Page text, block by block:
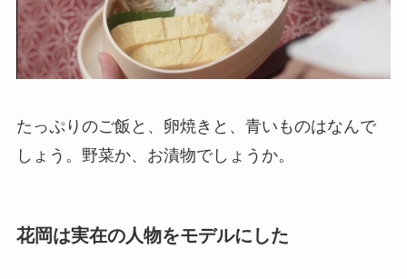
たっぷりのご飯と、卵焼きと、青いものはなんで
しょう。野菜か、お漬物でしょうか。
花岡は実在の人物をモデルにした